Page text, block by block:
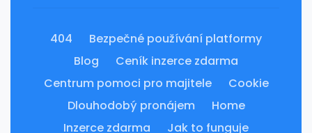
404
Bezpečné používání platformy
Blog
Ceník inzerce zdarma
Centrum pomoci pro majitele
Cookie
Dlouhodobý pronájem
Home
Inzerce zdarma
Jak to funguje